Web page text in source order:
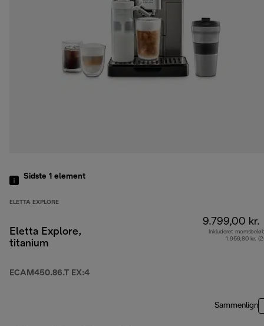
Sidste 1 element
ELETTA EXPLORE
Eletta Explore,
titanium
ECAM450.86.T EX:4
9.799,00 kr.
Inkluderet
1.959,80 kr.
Sammenlign